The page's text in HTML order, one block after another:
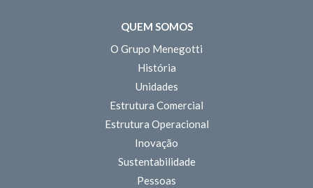
QUEM SOMOS
O Grupo Menegotti
História
Unidades
Estrutura Comercial
Estrutura Operacional
Inovação
Sustentabilidade
Pessoas